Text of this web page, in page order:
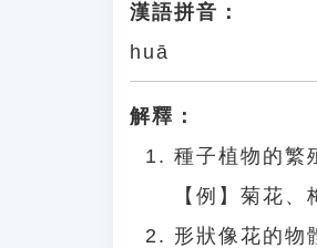
漢語拼音：
huā
解釋：
種子植物的繁
【例】菊花
形狀像花的物